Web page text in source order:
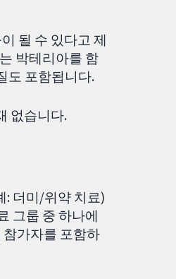
될 수 있다고 제
박테리아를 함
도 포함됩니다.
없습니다.
: 더미/위약 치료)
그룹 중 하나에
참가자를 포함하